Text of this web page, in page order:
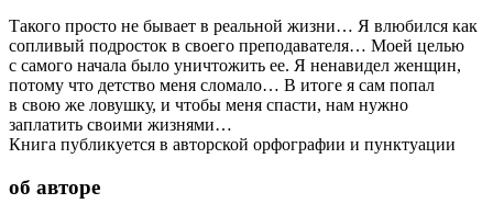
Такого просто не бывает в реальной жизни… Я влюбился как
сопливый подросток в своего преподавателя… Моей целью
с самого начала было уничтожить ее. Я ненавидел женщин,
потому что детство меня сломало… В итоге я сам попал
в свою же ловушку, и чтобы меня спасти, нам нужно
заплатить своими жизнями…
Книга публикуется в авторской орфографии и пунктуации
об авторе